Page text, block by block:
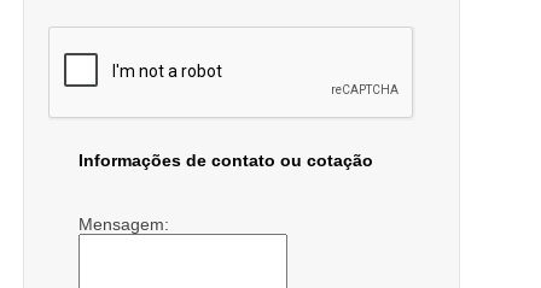
Informações de contato ou cotação
Mensagem: